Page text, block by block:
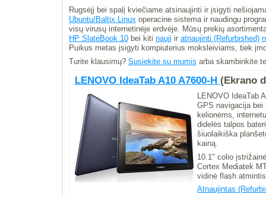
Rugsėjį bei spalį kviečiame atsinaujinti ir įsigyti
Ubuntu/Baltix Linuxoperacine sistema ir naudingu
visų virusų internetinėje erdvėje. Mūsų prekių
HP SlateBook 10bei kiti nauji ir atnaujinti (Refurbished)
Puikus metas įsigyti kompiuterius moksleiviams, tiek
Turite klausimų? Susiekite su mumis arba skambinkite
LENOVO IdeaTab A10 A7600-H (Ekrano
LENOVO IdeaTab
GPS navigacija bei
kelionėms,
didelės talpos
šiuolaikiška
kainą.
10.1" colio
Cortex Mediatek
vidinė flash
Atnaujintas